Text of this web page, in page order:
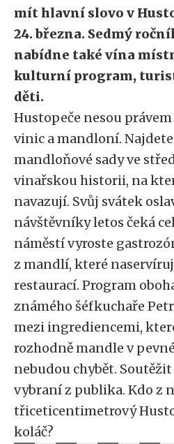
mít hlavní slovo v
24. března. Sedmý
nabídne také vína
kulturní program,
děti.
Hustopeče nesou
vinic a mandloní.
mandloňové sady ve
vinařskou historii, na
navazují. Svůj svátek
návštěvníky letos čeká
náměstí vyroste
z mandlí, které
restaurací. Program
známého šéfkuchaře
mezi ingrediencemi,
rozhodně mandle v
nebudou chybět.
vybraní z publika. Kdo z
třiceticentimetrový
koláč?